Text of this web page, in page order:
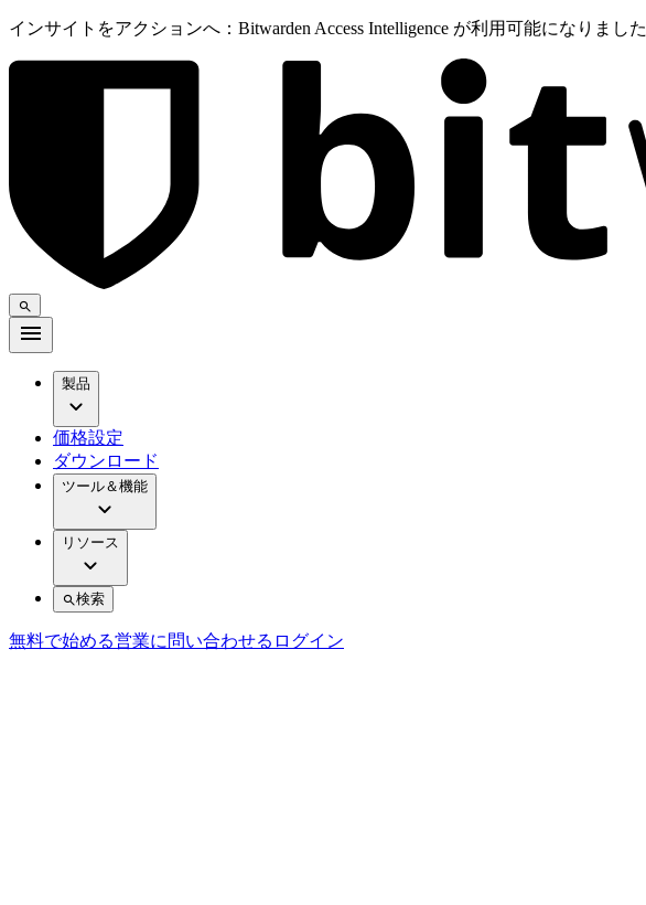
インサイトをアクションへ：Bitwarden Access Intelligence が利用可能になりました
製品
価格設定
ダウンロード
ツール＆機能
リソース
検索
無料で始める営業に問い合わせる ログイン